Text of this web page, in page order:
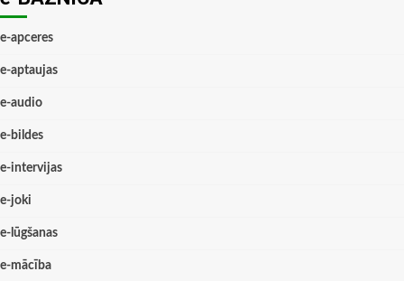
e-apceres
e-aptaujas
e-audio
e-bildes
e-intervijas
e-joki
e-lūgšanas
e-mācība